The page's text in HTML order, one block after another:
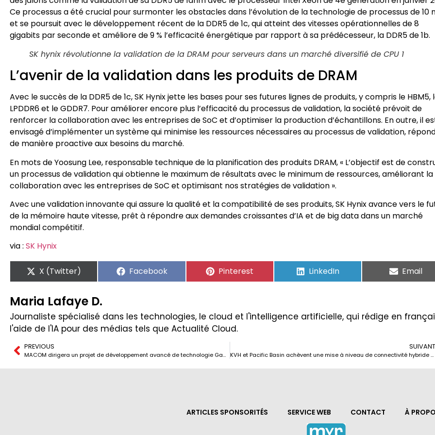
Ce processus a été crucial pour surmonter les obstacles dans l’évolution de la technologie de processus de 10
et se poursuit avec le développement récent de la DDR5 de 1c, qui atteint des vitesses opérationnelles de 8
gigabits par seconde et améliore de 9 % l’efficacité énergétique par rapport à sa prédécesseur, la DDR5 de 1b.
SK hynix révolutionne la validation de la DRAM pour serveurs dans un marché diversifié de CPU 1
L’avenir de la validation dans les produits de DRAM
Avec le succès de la DDR5 de 1c, SK Hynix jette les bases pour ses futures lignes de produits, y compris le HBM5,
LPDDR6 et le GDDR7. Pour améliorer encore plus l’efficacité du processus de validation, la société prévoit de
renforcer la collaboration avec les entreprises de SoC et d’optimiser la production d’échantillons. En outre, il
envisagé d’implémenter un système qui minimise les ressources nécessaires au processus de validation,
de manière proactive aux besoins du marché.
En mots de Yoosung Lee, responsable technique de la planification des produits DRAM, « L’objectif est de
un processus de validation qui obtienne le maximum de résultats avec le minimum de ressources, améliorant la
collaboration avec les entreprises de SoC et optimisant nos stratégies de validation ».
Avec une validation innovante qui assure la qualité et la compatibilité de ses produits, SK Hynix avance vers le
de la mémoire haute vitesse, prêt à répondre aux demandes croissantes d’IA et de big data dans un marché
mondial compétitif.
via : SK Hynix
X (Twitter) Facebook Pinterest LinkedIn Email
Maria Lafaye D.
Journaliste spécialisé dans les technologies, le cloud et l'intelligence artificielle, qui rédige en
l'aide de l'IA pour des médias tels que Actualité Cloud.
PREVIOUS
MACOM dirigera un projet de développement avancé de technologie GaN-sur-SiC financé par le Département de la Défense des États-Unis.
SUIVANT
KVH et Pacific Basin achèvent une mise à niveau de connectivité hybride sur plus de 75 navires
ARTICLES SPONSORITÉS SERVICE WEB CONTACT À